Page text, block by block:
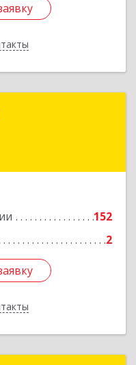
152
2
Елена
Подробнее